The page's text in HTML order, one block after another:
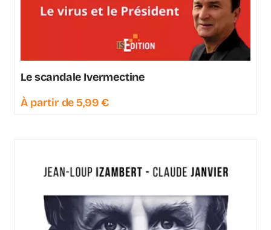
Le scandale Ivermectine
À partir de 5,99€